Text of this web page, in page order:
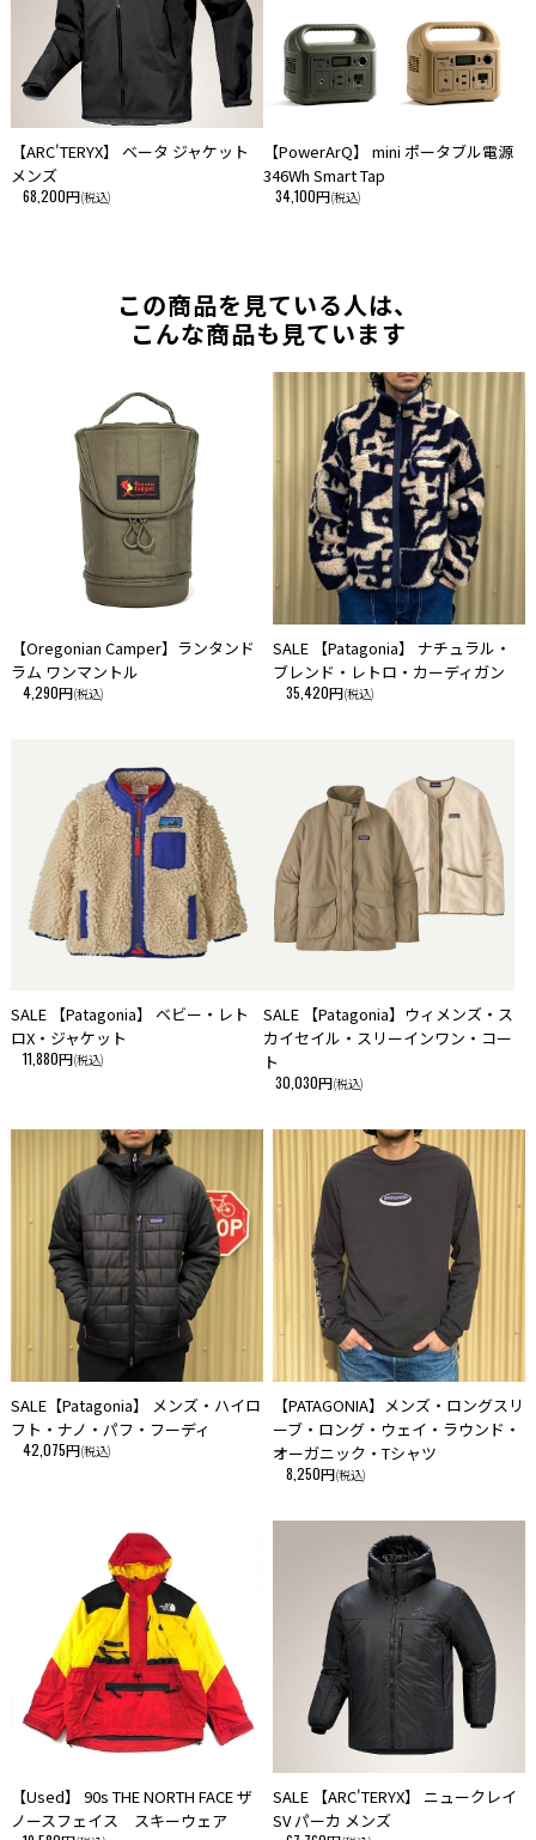
【ARC'TERYX】 ベータ ジャケット
メンズ
68,200円(税込)
【PowerArQ】 mini ポータブル電源
346Wh Smart Tap
34,100円(税込)
この商品を見ている人は、
こんな商品も見ています
【Oregonian Camper】ランタンド
ラム ワンマントル
4,290円(税込)
SALE 【Patagonia】 ナチュラル・
ブレンド・レトロ・カーディガン
35,420円(税込)
SALE 【Patagonia】 ベビー・レト
ロX・ジャケット
11,880円(税込)
SALE 【Patagonia】ウィメンズ・ス
カイセイル・スリーインワン・コー
ト
30,030円(税込)
SALE【Patagonia】 メンズ・ハイロ
フト・ナノ・パフ・フーディ
42,075円(税込)
【PATAGONIA】メンズ・ロングスリ
ーブ・ロング・ウェイ・ラウンド・
オーガニック・Tシャツ
8,250円(税込)
【Used】 90s THE NORTH FACE ザ
ノースフェイス スキーウェア
SALE 【ARC'TERYX】 ニュークレイ
SV パーカ メンズ